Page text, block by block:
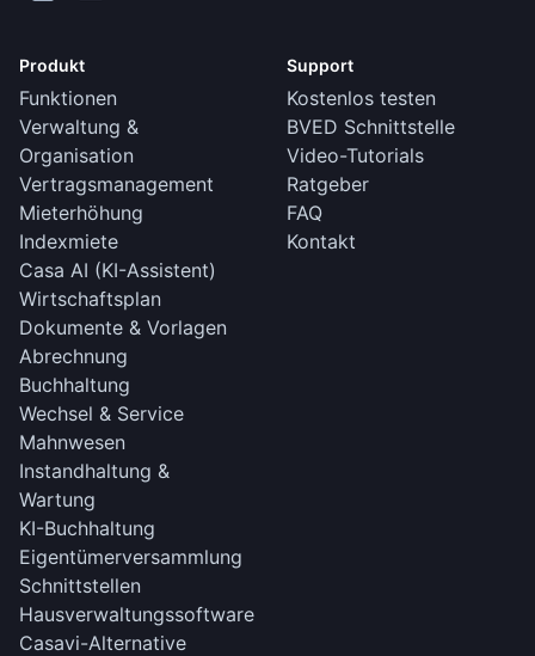
Produkt
Funktionen
Verwaltung &
Organisation
Vertragsmanagement
Mieterhöhung
Indexmiete
Casa AI (KI-Assistent)
Wirtschaftsplan
Dokumente & Vorlagen
Abrechnung
Buchhaltung
Wechsel & Service
Mahnwesen
Instandhaltung &
Wartung
KI-Buchhaltung
Eigentümerversammlung
Schnittstellen
Hausverwaltungssoftware
Casavi-Alternative
Support
Kostenlos testen
BVED Schnittstelle
Video-Tutorials
Ratgeber
FAQ
Kontakt